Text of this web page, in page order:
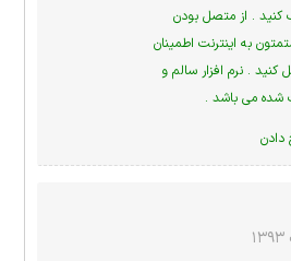
. از متصل بودن
به اینترنت اطمینان
کنید . نرم افزار سالم و
می باشد .
دادن